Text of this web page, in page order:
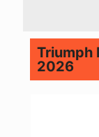
Triumph
2026